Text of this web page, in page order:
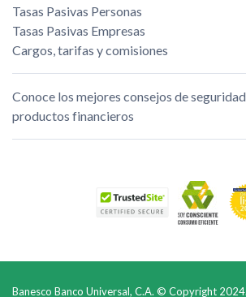
Tasas Pasivas Personas
Tasas Pasivas Empresas
Cargos, tarifas y comisiones
Conoce los mejores consejos de
productos financieros
Banesco Banco Universal, C.A. © Copyright